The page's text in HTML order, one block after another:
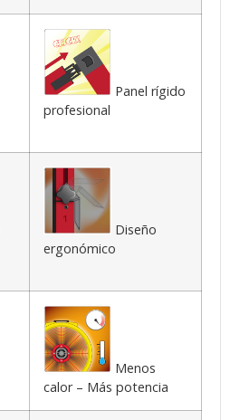
Panel rígido
profesional
Diseño
ergonómico
Menos
calor – Más potencia